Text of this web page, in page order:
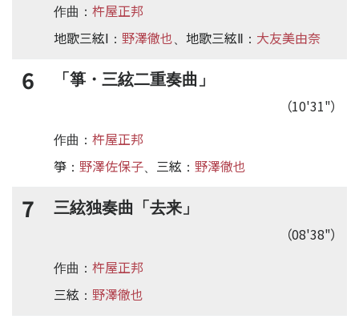
作曲： 杵屋正邦
地歌三絃Ⅰ ： 野澤徹也 地歌三絃Ⅱ ： 大友美由奈
6 「箏・三絃二重奏曲」
（10'31"）
作曲： 杵屋正邦
箏 ： 野澤佐保子 三絃 ： 野澤徹也
7 三絃独奏曲「去来」
（08'38"）
作曲： 杵屋正邦
三絃 ： 野澤徹也